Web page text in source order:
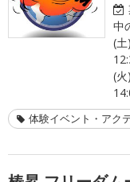
中
(
(
体験イベント・アク